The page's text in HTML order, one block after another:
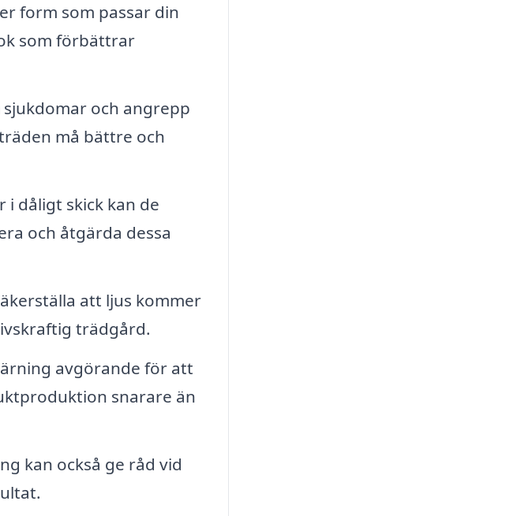
form som passar din
som förbättrar
och angrepp
må bättre och
dåligt skick kan de
och åtgärda dessa
att ljus kommer
trädgård.
avgörande för att
snarare än
kan också ge råd vid